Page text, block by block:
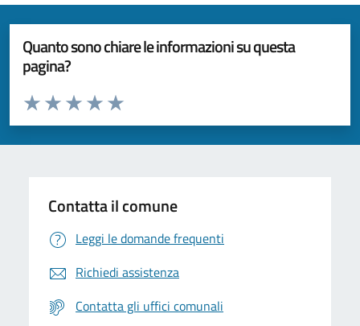
Quanto sono chiare le informazioni su questa
pagina?
Valuta da 1 a 5 stelle la pagina
Valuta 5 stelle su 5
Valuta 4 stelle su 5
Valuta 3 stelle su 5
Valuta 2 stelle su 5
Valuta 1 stelle su 5
Contatta il comune
Leggi le domande frequenti
Richiedi assistenza
Contatta gli uffici comunali